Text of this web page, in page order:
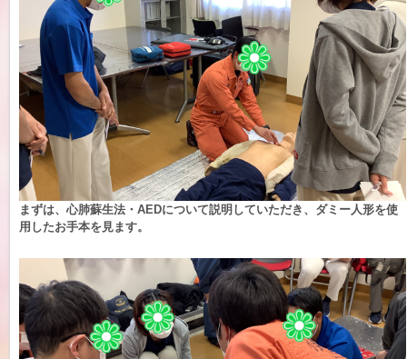
まずは、心肺蘇生法・AEDについて説明していただき、ダミー人形を使
用したお手本を見ます。